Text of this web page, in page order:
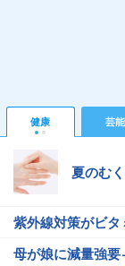
健康 芸能
夏のむ
紫外線対策がビ
母が娘に減量強